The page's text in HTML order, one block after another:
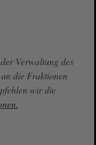
Verwaltung des
die Fraktionen
wir die